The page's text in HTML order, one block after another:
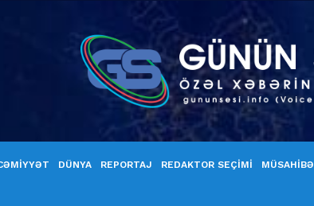
DÜNYA REPORTAJ REDAKTOR SEÇİMİ MÜSAHİBƏ